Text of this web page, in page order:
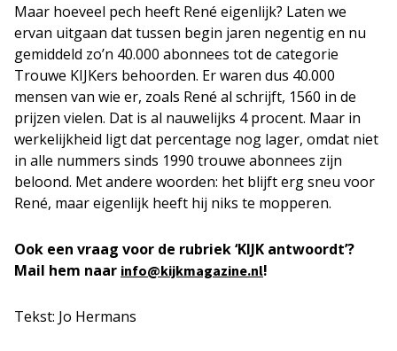
Maar hoeveel pech heeft René eigenlijk? Laten we
ervan uitgaan dat tussen begin jaren negentig en nu
gemiddeld zo’n 40.000 abonnees tot de categorie
Trouwe KIJKers behoorden. Er waren dus 40.000
mensen van wie er, zoals René al schrijft, 1560 in de
prijzen vielen. Dat is al nauwelijks 4 procent. Maar in
werkelijkheid ligt dat percentage nog lager, omdat niet
in alle nummers sinds 1990 trouwe abonnees zijn
beloond. Met andere woorden: het blijft erg sneu voor
René, maar eigenlijk heeft hij niks te mopperen.
Ook een vraag voor de rubriek ‘KIJK antwoordt’?
Mail hem naar info@kijkmagazine.nl!
Tekst: Jo Hermans